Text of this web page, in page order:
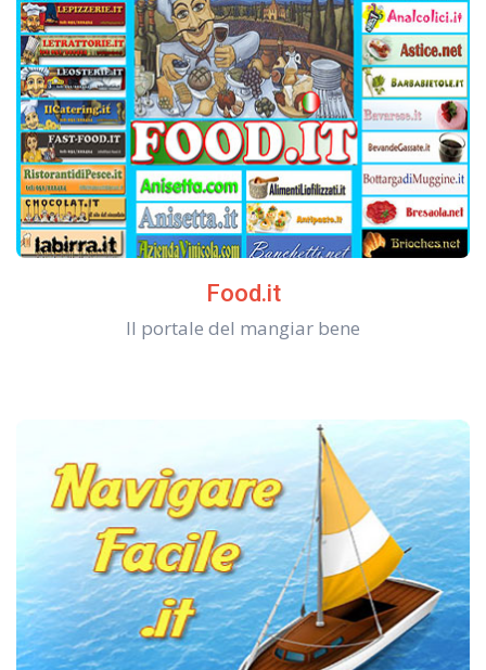
Food.it
Il portale del mangiar bene